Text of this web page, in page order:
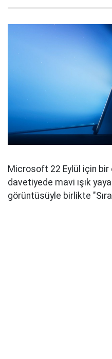
Microsoft 22 Eylül için
davetiyede mavi ışık
görüntüsüyle birlikte